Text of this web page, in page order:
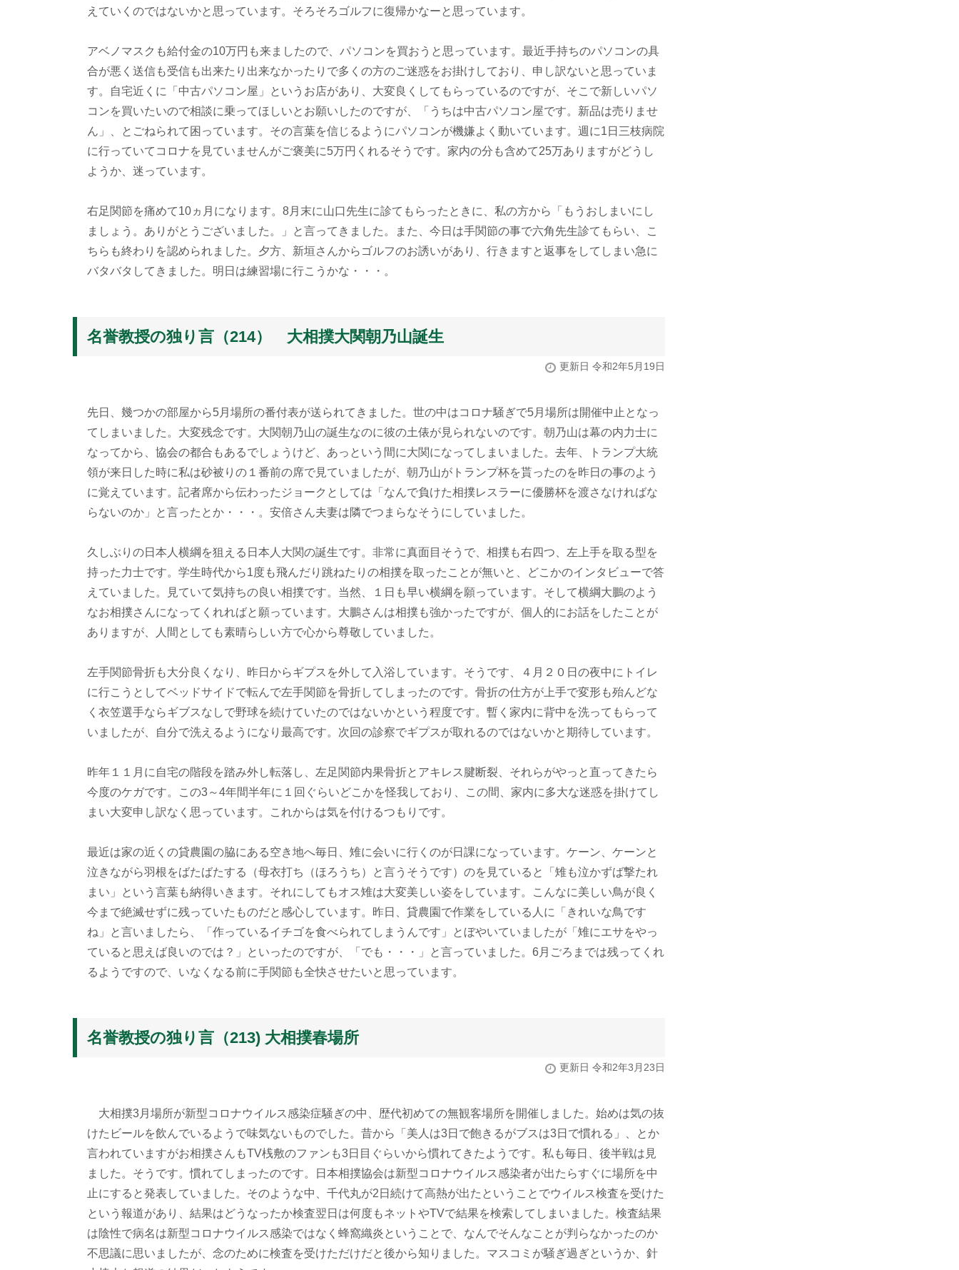
えていくのではないかと思っています。そろそろゴルフに復帰かなーと思っています。
アベノマスクも給付金の10万円も来ましたので、パソコンを買おうと思っています。最近手持ちのパソコンの具
合が悪く送信も受信も出来たり出来なかったりで多くの方のご迷惑をお掛けしており、申し訳ないと思っていま
す。自宅近くに「中古パソコン屋」というお店があり、大変良くしてもらっているのですが、そこで新しいパソ
コンを買いたいので相談に乗ってほしいとお願いしたのですが、「うちは中古パソコン屋です。新品は売りませ
ん」、とごねられて困っています。その言葉を信じるようにパソコンが機嫌よく動いています。週に1日三枝病院
に行っていてコロナを見ていませんがご褒美に5万円くれるそうです。家内の分も含めて25万ありますがどうし
ようか、迷っています。
右足関節を痛めて10ヵ月になります。8月末に山口先生に診てもらったときに、私の方から「もうおしまいにし
ましょう。ありがとうございました。」と言ってきました。また、今日は手関節の事で六角先生診てもらい、こ
ちらも終わりを認められました。夕方、新垣さんからゴルフのお誘いがあり、行きますと返事をしてしまい急に
バタバタしてきました。明日は練習場に行こうかな・・・。
名誉教授の独り言（214） 大相撲大関朝乃山誕生
更新日 令和2年5月19日
先日、幾つかの部屋から5月場所の番付表が送られてきました。世の中はコロナ騒ぎで5月場所は開催中止となっ
てしまいました。大変残念です。大関朝乃山の誕生なのに彼の土俵が見られないのです。朝乃山は幕の内力士に
なってから、協会の都合もあるでしょうけど、あっという間に大関になってしまいました。去年、トランプ大統
領が来日した時に私は砂被りの１番前の席で見ていましたが、朝乃山がトランプ杯を貰ったのを昨日の事のよう
に覚えています。記者席から伝わったジョークとしては「なんで負けた相撲レスラーに優勝杯を渡さなければな
らないのか」と言ったとか・・・。安倍さん夫妻は隣でつまらなそうにしていました。
久しぶりの日本人横綱を狙える日本人大関の誕生です。非常に真面目そうで、相撲も右四つ、左上手を取る型を
持った力士です。学生時代から1度も飛んだり跳ねたりの相撲を取ったことが無いと、どこかのインタビューで答
えていました。見ていて気持ちの良い相撲です。当然、１日も早い横綱を願っています。そして横綱大鵬のよう
なお相撲さんになってくれればと願っています。大鵬さんは相撲も強かったですが、個人的にお話をしたことが
ありますが、人間としても素晴らしい方で心から尊敬していました。
左手関節骨折も大分良くなり、昨日からギプスを外して入浴しています。そうです、４月２０日の夜中にトイレ
に行こうとしてベッドサイドで転んで左手関節を骨折してしまったのです。骨折の仕方が上手で変形も殆んどな
く衣笠選手ならギブスなしで野球を続けていたのではないかという程度です。暫く家内に背中を洗ってもらって
いましたが、自分で洗えるようになり最高です。次回の診察でギプスが取れるのではないかと期待しています。
昨年１１月に自宅の階段を踏み外し転落し、左足関節内果骨折とアキレス腱断裂、それらがやっと直ってきたら
今度のケガです。この3～4年間半年に１回ぐらいどこかを怪我しており、この間、家内に多大な迷惑を掛けてし
まい大変申し訳なく思っています。これからは気を付けるつもりです。
最近は家の近くの貸農園の脇にある空き地へ毎日、雉に会いに行くのが日課になっています。ケーン、ケーンと
泣きながら羽根をばたばたする（母衣打ち（ほろうち）と言うそうです）のを見ていると「雉も泣かずば撃たれ
まい」という言葉も納得いきます。それにしてもオス雉は大変美しい姿をしています。こんなに美しい鳥が良く
今まで絶滅せずに残っていたものだと感心しています。昨日、貸農園で作業をしている人に「きれいな鳥です
ね」と言いましたら、「作っているイチゴを食べられてしまうんです」とぼやいていましたが「雉にエサをやっ
ていると思えば良いのでは？」といったのですが、「でも・・・」と言っていました。6月ごろまでは残ってくれ
るようですので、いなくなる前に手関節も全快させたいと思っています。
名誉教授の独り言（213) 大相撲春場所
更新日 令和2年3月23日
大相撲3月場所が新型コロナウイルス感染症騒ぎの中、歴代初めての無観客場所を開催しました。始めは気の抜
けたビールを飲んでいるようで味気ないものでした。昔から「美人は3日で飽きるがブスは3日で慣れる」、とか
言われていますがお相撲さんもTV桟敷のファンも3日目ぐらいから慣れてきたようです。私も毎日、後半戦は見
ました。そうです。慣れてしまったのです。日本相撲協会は新型コロナウイルス感染者が出たらすぐに場所を中
止にすると発表していました。そのような中、千代丸が2日続けて高熱が出たということでウイルス検査を受けた
という報道があり、結果はどうなったか検査翌日は何度もネットやTVで結果を検索してしまいました。検査結果
は陰性で病名は新型コロナウイルス感染ではなく蜂窩織炎ということで、なんでそんなことが判らなかったのか
不思議に思いましたが、念のために検査を受けただけだと後から知りました。マスコミが騒ぎ過ぎというか、針